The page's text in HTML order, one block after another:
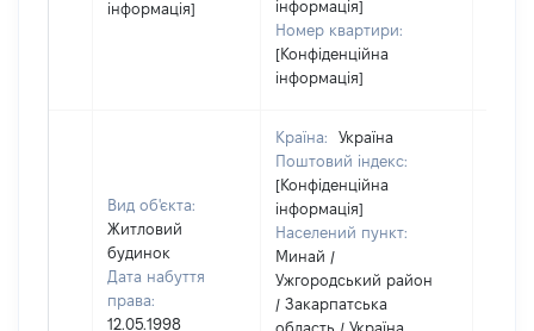
інформація]
інформація]
Номер квартири:
[Конфіденційна
інформація]
Вид об'єкта:
Житловий
будинок
Дата набуття
права:
12.05.1998
Країна:
Україна
Поштовий індекс:
[Конфіденційна
інформація]
Населений пункт:
Минай /
Ужгородський район
/ Закарпатська
область / Україна